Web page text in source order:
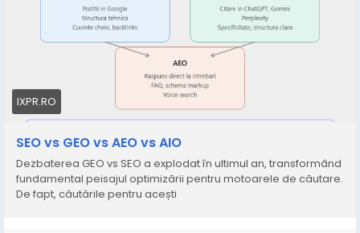
În acest articol descriem diferențele dintre aceste
abordări, unde se suprapun geo vs traditional seo și
geo ai vs seo, și cum putem optimiza eficient pentru
ambele paradigme. Voi prezenta strategii practice
pentru a naviga în această nouă eră a căutării și
pentru a comunica eficient aceste concepte
echipelor și stakeholderilor.
IXPR.RO
SEO vs GEO vs AEO vs AIO
Dezbaterea GEO vs SEO a explodat în ultimul an, transformând
fundamental peisajul optimizării pentru motoarele de căutare.
De fapt, căutările pentru acești